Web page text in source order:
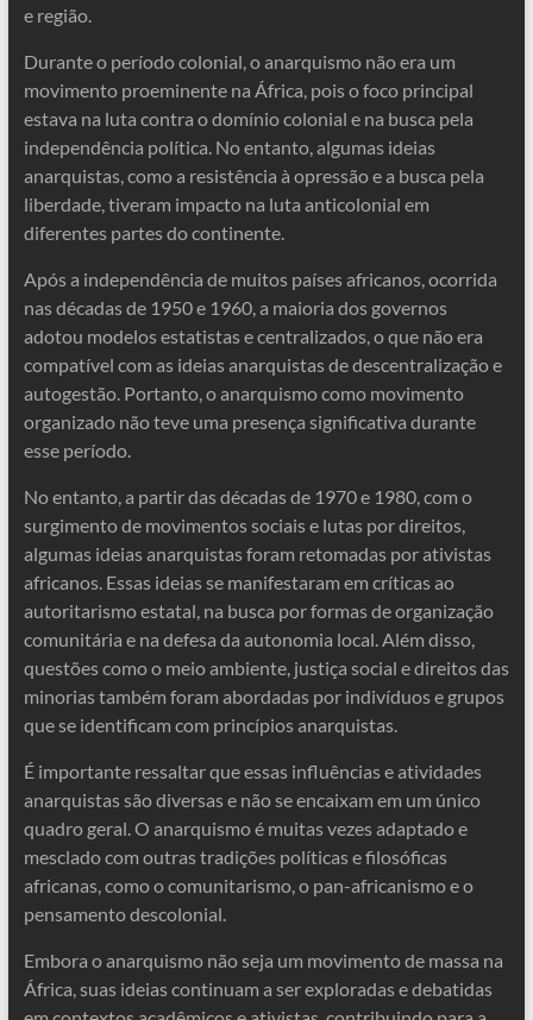
e região.
Durante o período colonial, o anarquismo não era um
movimento proeminente na África, pois o foco principal
estava na luta contra o domínio colonial e na busca pela
independência política. No entanto, algumas ideias
anarquistas, como a resistência à opressão e a busca pela
liberdade, tiveram impacto na luta anticolonial em
diferentes partes do continente.
Após a independência de muitos países africanos, ocorrida
nas décadas de 1950 e 1960, a maioria dos governos
adotou modelos estatistas e centralizados, o que não era
compatível com as ideias anarquistas de descentralização e
autogestão. Portanto, o anarquismo como movimento
organizado não teve uma presença significativa durante
esse período.
No entanto, a partir das décadas de 1970 e 1980, com o
surgimento de movimentos sociais e lutas por direitos,
algumas ideias anarquistas foram retomadas por ativistas
africanos. Essas ideias se manifestaram em críticas ao
autoritarismo estatal, na busca por formas de organização
comunitária e na defesa da autonomia local. Além disso,
questões como o meio ambiente, justiça social e direitos das
minorias também foram abordadas por indivíduos e grupos
que se identificam com princípios anarquistas.
É importante ressaltar que essas influências e atividades
anarquistas são diversas e não se encaixam em um único
quadro geral. O anarquismo é muitas vezes adaptado e
mesclado com outras tradições políticas e filosóficas
africanas, como o comunitarismo, o pan-africanismo e o
pensamento descolonial.
Embora o anarquismo não seja um movimento de massa na
África, suas ideias continuam a ser exploradas e debatidas